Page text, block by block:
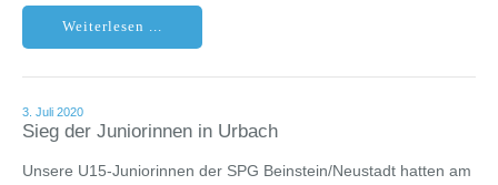
Weiterlesen ...
3. Juli 2020
Sieg der Juniorinnen in Urbach
Unsere U15-Juniorinnen der SPG Beinstein/Neustadt hatten am